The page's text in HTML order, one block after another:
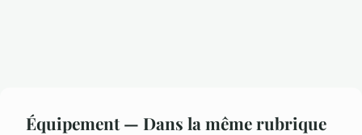
Équipement — Dans la même rubrique